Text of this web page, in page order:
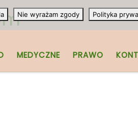
MEDYCZNE PRAWO
Nie wyrażam zgody Polityka